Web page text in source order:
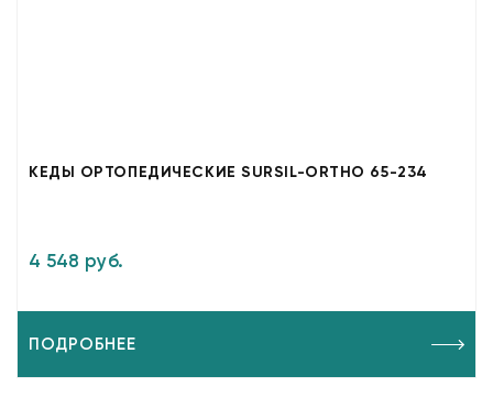
КЕДЫ ОРТОПЕДИЧЕСКИЕ SURSIL-ORTHO 65-234
4 548 руб.
ПОДРОБНЕЕ